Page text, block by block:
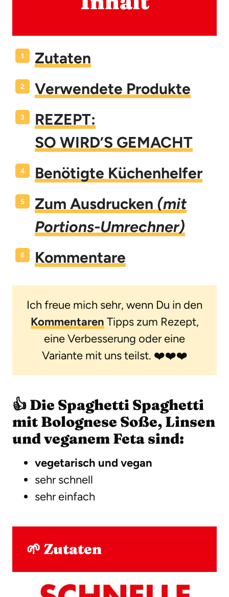
Zutaten
Verwendete Produkte
REZEPT:
SO WIRD’S GEMACHT
Benötigte Küchenhelfer
Zum Ausdrucken (mit
Portions-Umrechner)
Kommentare
Ich freue mich sehr, wenn Du in den
Kommentaren Tipps zum Rezept,
eine Verbesserung oder eine
Variante mit uns teilst. ❤️❤️❤️
👍 Die Spaghetti Spaghetti
mit Bolognese Soße, Linsen
und veganem Feta sind:
vegetarisch und vegan
sehr schnell
sehr einfach
🌱 Zutaten